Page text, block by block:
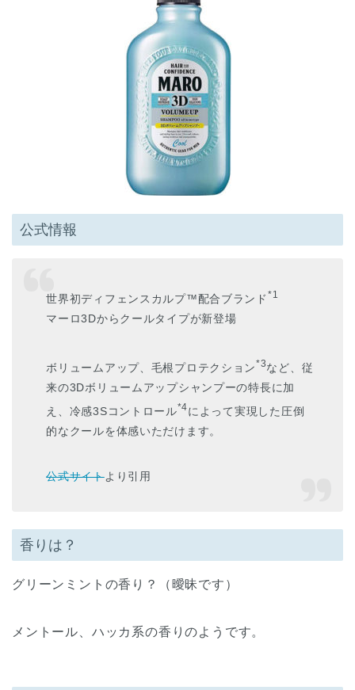
公式情報
世界初ディフェンスカルプ™配合ブランド *1
マーロ3Dからクールタイプが新登場
ボリュームアップ、毛根プロテクション*3など、従
来の3Dボリュームアップシャンプーの特長に加
え、冷感3Sコントロール*4によって実現した圧倒
的なクールを体感いただけます。
公式サイトより引用
香りは？
グリーンミントの香り？（曖昧です）
メントール、ハッカ系の香りのようです。